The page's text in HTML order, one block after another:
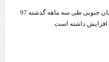
مشارکتهای مردمی به بهزیستی خراسان جنوبی طی سه ماهه گذشته 97
داشته است.